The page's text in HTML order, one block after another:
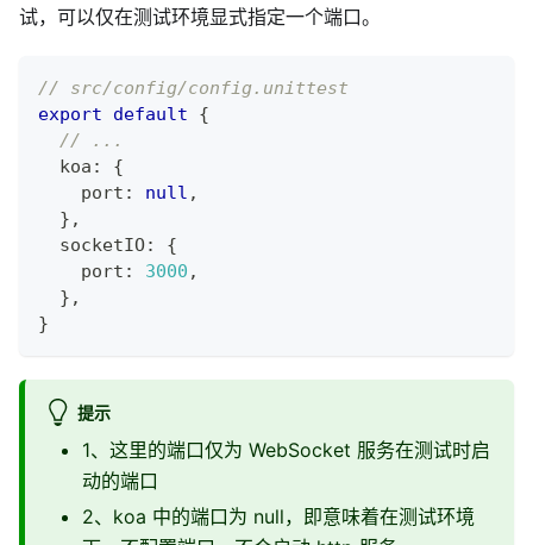
试，可以仅在测试环境显式指定一个端口。
// src/config/config.unittest
export
default
{
// ...
  koa
:
{
    port
: null ,
} ,
  socketIO
:
{
    port
: 3000 ,
} ,
}
提示
1、这里的端口仅为 WebSocket 服务在测试时启
动的端口
2、koa 中的端口为 null，即意味着在测试环境